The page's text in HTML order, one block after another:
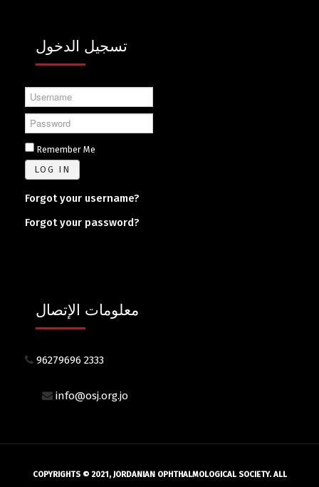
تسجيل الدخول
Username
Password
Remember Me
LOG IN
Forgot your username?
Forgot your password?
معلومات الإتصال
96279696 2333
info@osj.org.jo
COPYRIGHTS © 2021, JORDANIAN OPHTHALMOLOGICAL SOCIETY. ALL